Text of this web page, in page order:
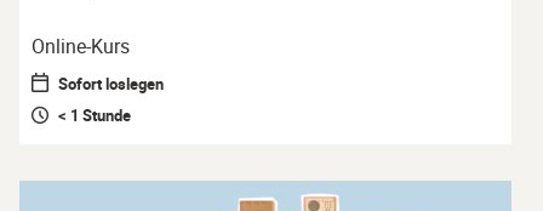
Online-Kurs
Sofort loslegen
< 1 Stunde